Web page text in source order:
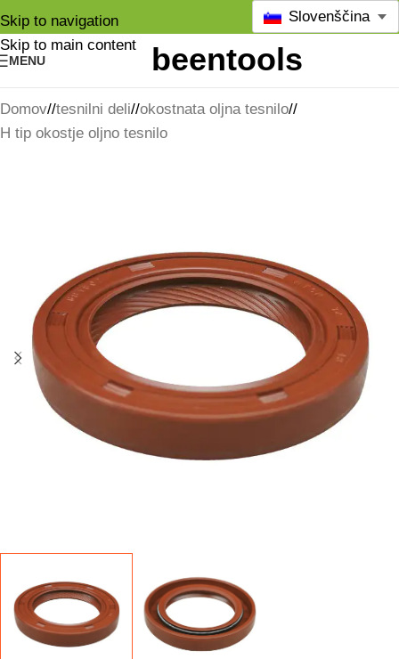
Skip to navigation
Skip to main content
MENU
Slovenščina
Domov/ tesnilni deli/ okostnata oljna tesnilo/
H tip okostje oljno tesnilo